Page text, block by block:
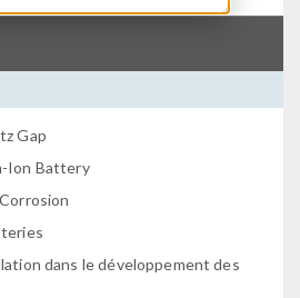
Gap
Ion Battery
dans le développement des